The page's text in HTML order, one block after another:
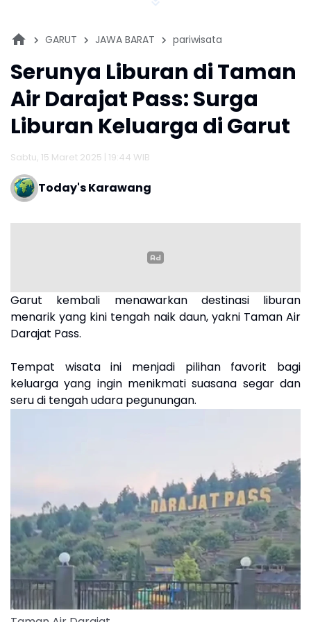
GARUT JAWA BARAT pariwisata
Serunya Liburan di Taman
Air Darajat Pass: Surga
Liburan Keluarga di Garut
Sabtu, 15 Maret 2025 | 19:44 WIB
Today's Karawang
Garut kembali menawarkan destinasi liburan
menarik yang kini tengah naik daun, yakni Taman Air
Darajat Pass.
Tempat wisata ini menjadi pilihan favorit bagi
keluarga yang ingin menikmati suasana segar dan
seru di tengah udara pegunungan.